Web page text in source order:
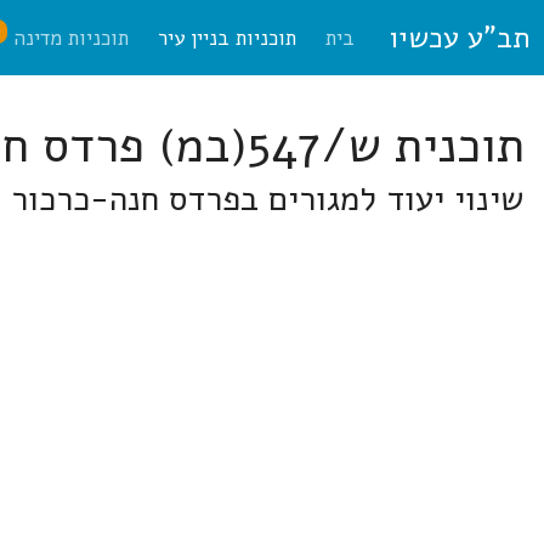
תב"ע עכשיו בית תוכניות בניין עיר תוכניות מדינה
תוכנית ש/547(במ) פרדס חנה-כרכור
שינוי יעוד למגורים בפרדס חנה-כרכור